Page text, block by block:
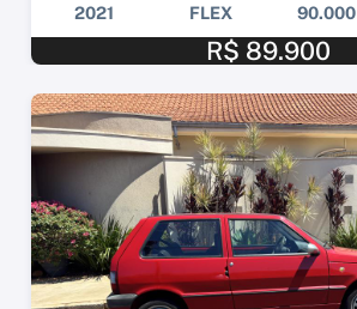
2021 FLEX 90.000
R$ 89.900